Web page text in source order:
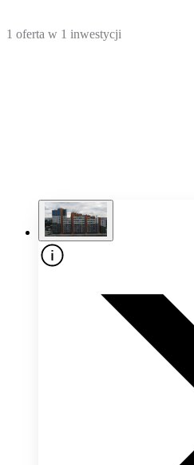
1 oferta w 1 inwestycji